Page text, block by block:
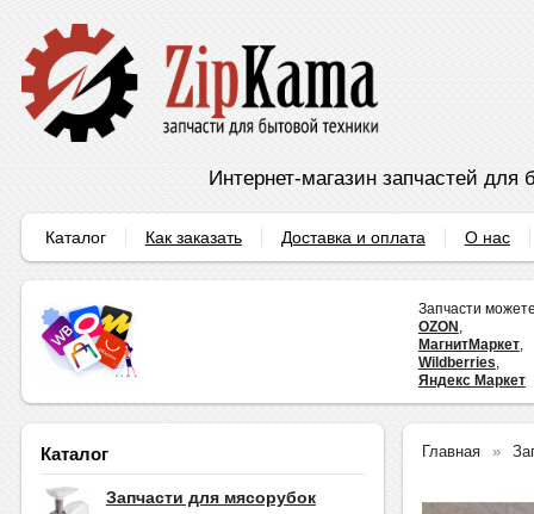
Интернет-магазин запчастей для
Каталог Как заказать Доставка и оплата О нас
Запчасти
OZON ,
МагнитМаркет,
Wildberries,
Яндекс Маркет
Каталог
Запчасти для мясорубок
Главная